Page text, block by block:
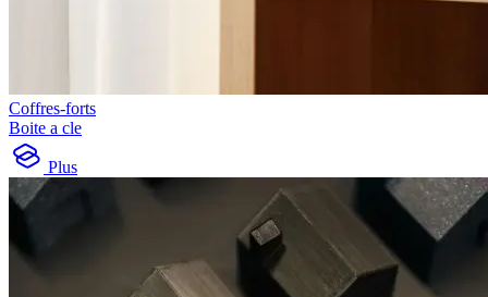
Coffres-forts
Boite a cle
Plus